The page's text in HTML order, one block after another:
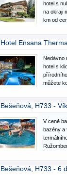
hotel s
na okraji
km od
Hotel Ensana
Nedávno
hotel s
můžete
zahradu.
Bešeňová, H733 -
V ceně
bazény a
služby:
Bešeňová, H733 - 6